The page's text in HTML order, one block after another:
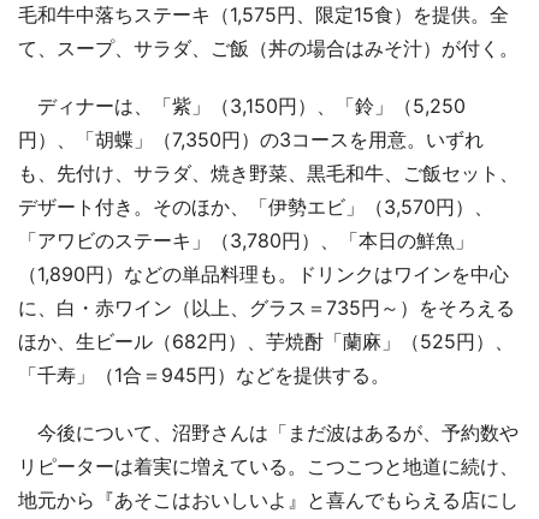
毛和牛中落ちステーキ（1,575円、限定15食）を提供。全
て、スープ、サラダ、ご飯（丼の場合はみそ汁）が付く。
ディナーは、「紫」（3,150円）、「鈴」（5,250
円）、「胡蝶」（7,350円）の3コースを用意。いずれ
も、先付け、サラダ、焼き野菜、黒毛和牛、ご飯セット、
デザート付き。そのほか、「伊勢エビ」（3,570円）、
「アワビのステーキ」（3,780円）、「本日の鮮魚」
（1,890円）などの単品料理も。ドリンクはワインを中心
に、白・赤ワイン（以上、グラス＝735円～）をそろえる
ほか、生ビール（682円）、芋焼酎「蘭麻」（525円）、
「千寿」（1合＝945円）などを提供する。
今後について、沼野さんは「まだ波はあるが、予約数や
リピーターは着実に増えている。こつこつと地道に続け、
地元から『あそこはおいしいよ』と喜んでもらえる店にし